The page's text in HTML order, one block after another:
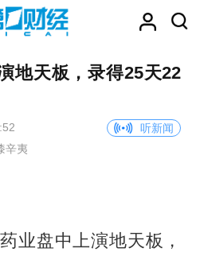
地天板，录得25天22
听新闻
辛夷
业盘中上演地天板，